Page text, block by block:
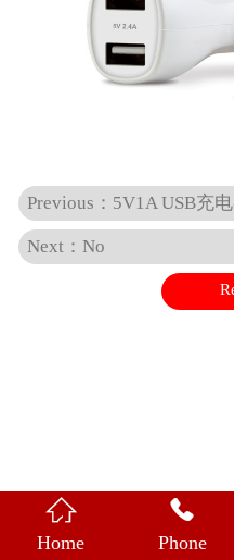
Previous：5V1A USB充
Next：No

Home

Phone